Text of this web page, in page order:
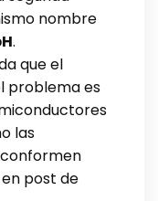
nombre
.
que el
problema es
las
post de